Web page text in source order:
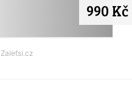
990 Kč
Zaleťsi.cz